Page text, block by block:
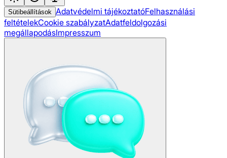
Sütibeállítások Adatvédelmi tájékoztatóFelhasználási
feltételekCookie szabályzatAdatfeldolgozási
megállapodásImpresszum